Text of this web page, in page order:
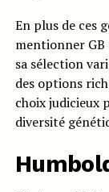
En plus de ces
mentionner GB
sa sélection
des options
choix judicieux
diversité